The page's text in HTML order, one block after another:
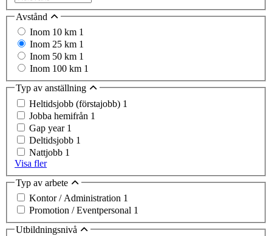
Avstånd
Inom 10 km 1
Inom 25 km 1
Inom 50 km 1
Inom 100 km 1
Typ av anställning
Heltidsjobb (förstajobb) 1
Jobba hemifrån 1
Gap year 1
Deltidsjobb 1
Nattjobb 1
Visa fler
Typ av arbete
Kontor / Administration 1
Promotion / Eventpersonal 1
Utbildningsnivå